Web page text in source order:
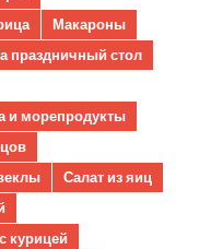
Макароны
праздничный стол
и морепродукты
Салат из яиц
курицей